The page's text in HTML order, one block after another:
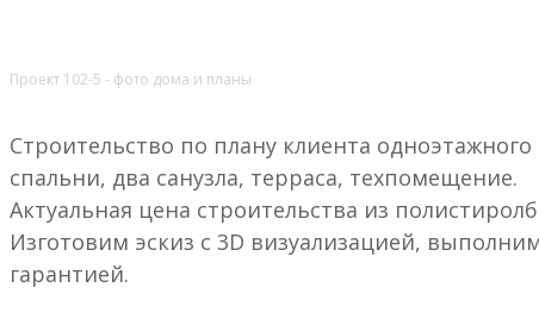
Проект 102-5 - фото дома и планы
Строительство по плану клиента
спальни, два санузла, терраса, техпомещение.
Актуальная цена строительства из
Изготовим эскиз с 3D визуализацией,
гарантией.